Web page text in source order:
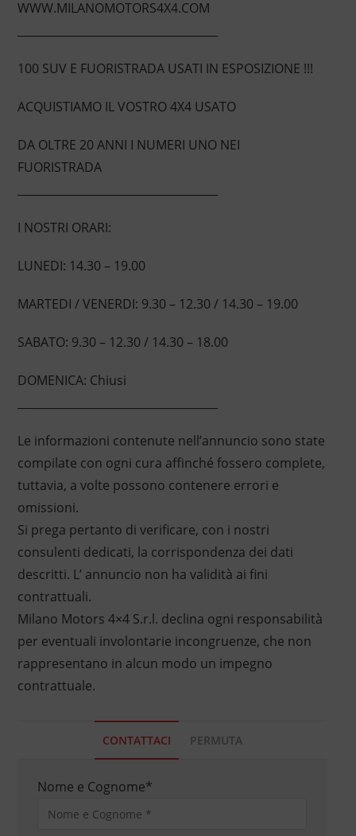
WWW.MILANOMOTORS4X4.COM
100 SUV E FUORISTRADA USATI IN ESPOSIZIONE !!!
ACQUISTIAMO IL VOSTRO 4X4 USATO
DA OLTRE 20 ANNI I NUMERI UNO NEI
FUORISTRADA
I NOSTRI ORARI:
LUNEDI: 14.30 – 19.00
MARTEDI / VENERDI: 9.30 – 12.30 / 14.30 – 19.00
SABATO: 9.30 – 12.30 / 14.30 – 18.00
DOMENICA: Chiusi
Le informazioni contenute nell’annuncio sono state
compilate con ogni cura affinché fossero complete,
tuttavia, a volte possono contenere errori e
omissioni.
Si prega pertanto di verificare, con i nostri
consulenti dedicati, la corrispondenza dei dati
descritti. L’ annuncio non ha validità ai fini
contrattuali.
Milano Motors 4×4 S.r.l. declina ogni responsabilità
per eventuali involontarie incongruenze, che non
rappresentano in alcun modo un impegno
contrattuale.
CONTATTACI PERMUTA
Nome e Cognome*